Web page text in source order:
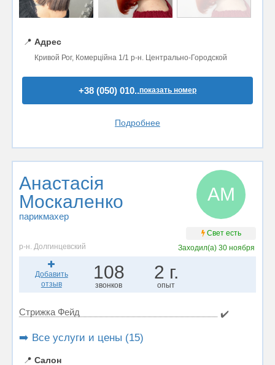
📍 Адрес
Кривой Рог, Комерційна 1/1 р-н. Центрально-Городской
+38 (050) 010..показать номер
Подробнее
Анастасія
Москаленко
парикмахер
АМ
Свет есть
р-н. Долгинцевский
Заходил(а)30 ноября
Добавить
отзыв
108
звонков
2 г.
опыт
Стрижка Фейд ✔️
➡️ Все услуги и цены (15)
📍 Салон